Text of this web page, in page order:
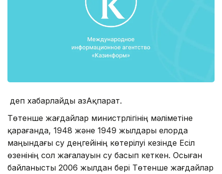
деп хабарлайды ҚазАқпарат.
Төтенше жағдайлар министрлігінің мәліметіне
қарағанда, 1948 және 1949 жылдары елорда
маңындағы су деңгейінің көтерілуі кезінде Есіл
өзенінің сол жағалауын су басып кеткен. Осыған
байланысты 2006 жылдан бері Төтенше жағдайлар